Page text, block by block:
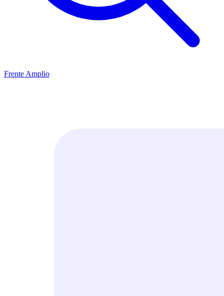
Frente Amplio